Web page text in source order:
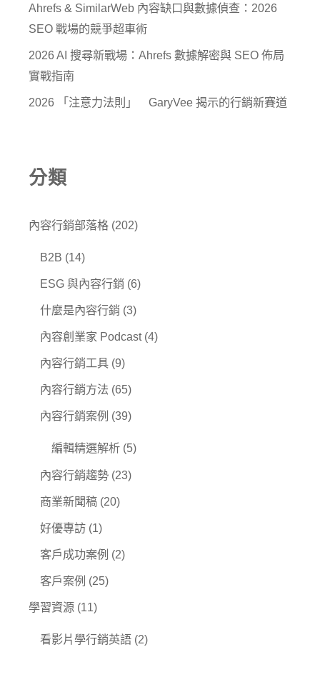
Ahrefs & SimilarWeb 內容缺口與數據偵查：2026
SEO 戰場的競爭超車術
2026 AI 搜尋新戰場：Ahrefs 數據解密與 SEO 佈局
實戰指南
2026 「注意力法則」 GaryVee 揭示的行銷新賽道
分類
內容行銷部落格 (202)
B2B (14)
ESG 與內容行銷 (6)
什麼是內容行銷 (3)
內容創業家 Podcast(4)
內容行銷工具 (9)
內容行銷方法 (65)
內容行銷案例 (39)
編輯精選解析 (5)
內容行銷趨勢 (23)
商業新聞稿 (20)
好優專訪 (1)
客戶成功案例 (2)
客戶案例 (25)
學習資源 (11)
看影片學行銷英語 (2)